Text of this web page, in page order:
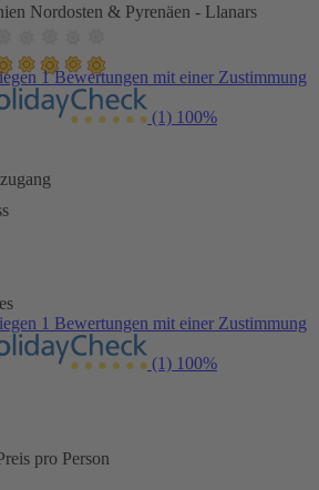
Nordosten & Pyrenäen - Llanars
1 Bewertungen mit einer Zustimmung
(1) 100%
1 Bewertungen mit einer Zustimmung
(1) 100%
pro Person